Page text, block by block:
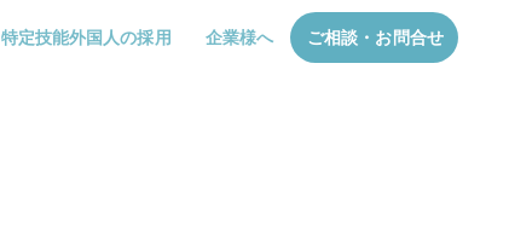
特定技能外国人の採用 企業様へ ご相談・お問合せ